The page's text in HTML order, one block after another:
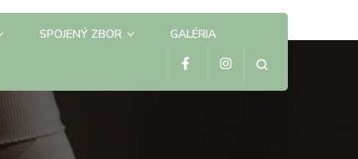
SPOJENÝ ZBOR GALÉRIA